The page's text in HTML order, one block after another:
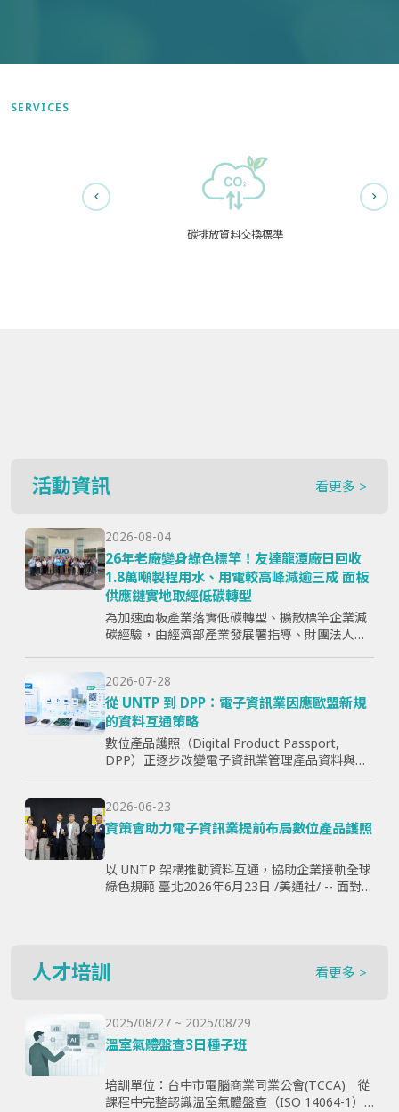
SERVICES
碳排放資料交換標準
活動資訊 看更多 >
2026-08-04
26年老廠變身綠色標竿！友達龍潭廠日回收
1.8萬噸製程用水、用電較高峰減逾三成 面板
供應鏈實地取經低碳轉型
為加速面板產業落實低碳轉型、擴散標竿企業減
碳經驗，由經濟部產業發展署指導、財團法人資
成果交流活動」，7月15日於...
2026-07-28
從 UNTP 到 DPP：電子資訊業因應歐盟新規
的資料互通策略
數位產品護照（Digital Product Passport,
DPP）正逐步改變電子資訊業管理產品資料與供
購、製...
2026-06-23
資策會助力電子資訊業提前布局數位產品護照
以 UNTP 架構推動資料互通，協助企業接軌全球
綠色規範 臺北2026年6月23日 /美通社/ -- 面對歐
人才培訓 看更多 >
2025/08/27 ~ 2025/08/29
溫室氣體盤查3日種子班
培訓單位：台中市電腦商業同業公會(TCCA) 從
課程中完整認識溫室氣體盤查（ISO 14064-1）